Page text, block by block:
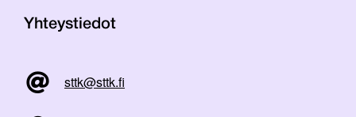
Yhteystiedot
sttk@sttk.fi